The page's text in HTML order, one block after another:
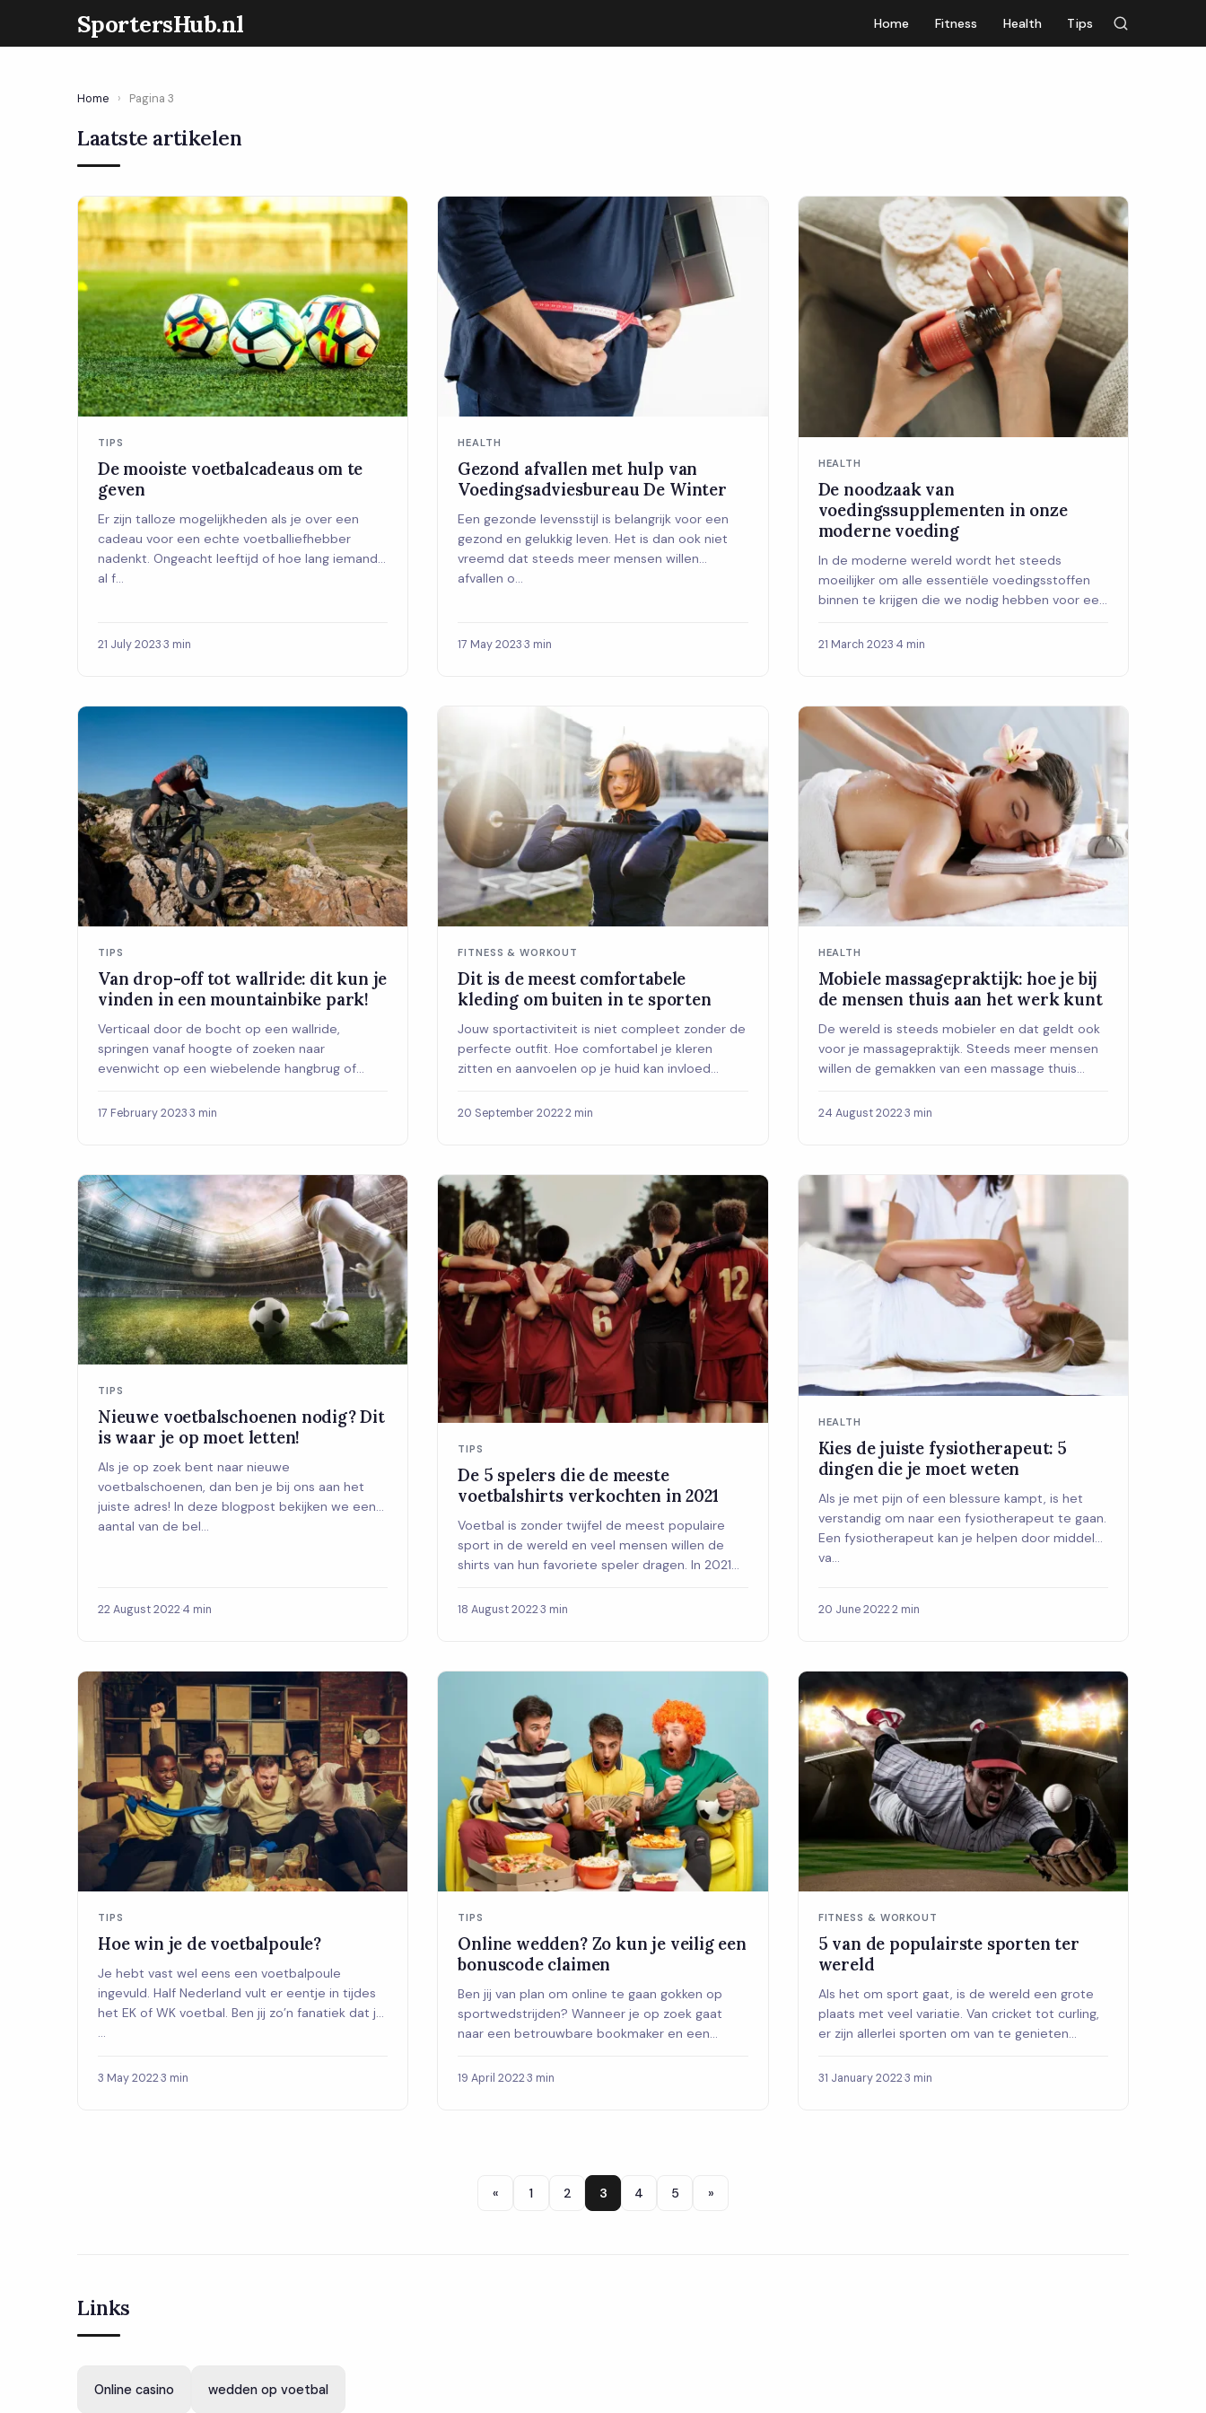
SportersHub.nl Home Fitness Health Tips
Home › Pagina 3
Laatste artikelen
TIPS
De mooiste voetbalcadeaus om te
geven
Er zijn talloze mogelijkheden als je over een
cadeau voor een echte voetballiefhebber
nadenkt. Ongeacht leeftijd of hoe lang iemand
al f...
21 July 2023·3 min
HEALTH
Gezond afvallen met hulp van
Voedingsadviesbureau De Winter
Een gezonde levensstijl is belangrijk voor een
gezond en gelukkig leven. Het is dan ook niet
vreemd dat steeds meer mensen willen
afvallen o...
17 May 2023·3 min
HEALTH
De noodzaak van
voedingssupplementen in onze
moderne voeding
In de moderne wereld wordt het steeds
moeilijker om alle essentiële voedingsstoffen
binnen te krijgen die we nodig hebben voor een
21 March 2023·4 min
TIPS
Van drop-off tot wallride: dit kun je
vinden in een mountainbike park!
Verticaal door de bocht op een wallride,
springen vanaf hoogte of zoeken naar
evenwicht op een wiebelende hangbrug of
17 February 2023·3 min
FITNESS & WORKOUT
Dit is de meest comfortabele
kleding om buiten in te sporten
Jouw sportactiviteit is niet compleet zonder de
perfecte outfit. Hoe comfortabel je kleren
zitten en aanvoelen op je huid kan invloed
20 September 2022·2 min
HEALTH
Mobiele massagepraktijk: hoe je bij
de mensen thuis aan het werk kunt
De wereld is steeds mobieler en dat geldt ook
voor je massagepraktijk. Steeds meer mensen
willen de gemakken van een massage thuis
24 August 2022·3 min
TIPS
Nieuwe voetbalschoenen nodig? Dit
is waar je op moet letten!
Als je op zoek bent naar nieuwe
voetbalschoenen, dan ben je bij ons aan het
juiste adres! In deze blogpost bekijken we een
aantal van de bel...
22 August 2022·4 min
TIPS
De 5 spelers die de meeste
voetbalshirts verkochten in 2021
Voetbal is zonder twijfel de meest populaire
sport in de wereld en veel mensen willen de
shirts van hun favoriete speler dragen. In 2021
18 August 2022·3 min
HEALTH
Kies de juiste fysiotherapeut: 5
dingen die je moet weten
Als je met pijn of een blessure kampt, is het
verstandig om naar een fysiotherapeut te gaan.
Een fysiotherapeut kan je helpen door middel
va...
20 June 2022·2 min
TIPS
Hoe win je de voetbalpoule?
Je hebt vast wel eens een voetbalpoule
ingevuld. Half Nederland vult er eentje in tijdes
het EK of WK voetbal. Ben jij zo’n fanatiek dat je
...
3 May 2022·3 min
TIPS
Online wedden? Zo kun je veilig een
bonuscode claimen
Ben jij van plan om online te gaan gokken op
sportwedstrijden? Wanneer je op zoek gaat
naar een betrouwbare bookmaker en een
19 April 2022·3 min
FITNESS & WORKOUT
5 van de populairste sporten ter
wereld
Als het om sport gaat, is de wereld een grote
plaats met veel variatie. Van cricket tot curling,
er zijn allerlei sporten om van te genieten...
31 January 2022·3 min
« 1 2 3 4 5 »
Links
Online casino wedden op voetbal